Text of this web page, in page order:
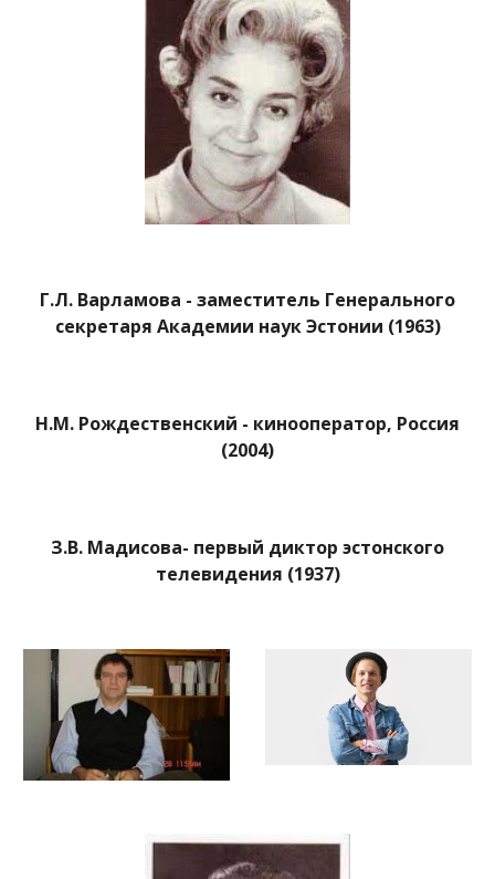
Г.Л. Варламова - заместитель Генерального
секретаря Академии наук Эстонии (1963)
Н.М. Рождественский - кинооператор, Россия
(2004)
З.В. Мадисова- первый диктор эстонского
телевидения (1937)